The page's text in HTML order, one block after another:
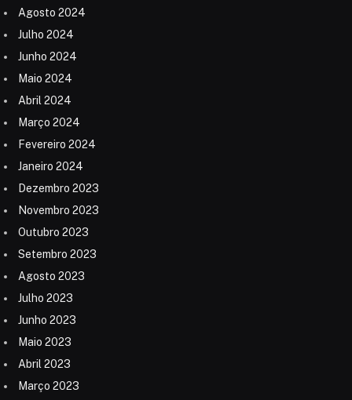
Agosto 2024
Julho 2024
Junho 2024
Maio 2024
Abril 2024
Março 2024
Fevereiro 2024
Janeiro 2024
Dezembro 2023
Novembro 2023
Outubro 2023
Setembro 2023
Agosto 2023
Julho 2023
Junho 2023
Maio 2023
Abril 2023
Março 2023